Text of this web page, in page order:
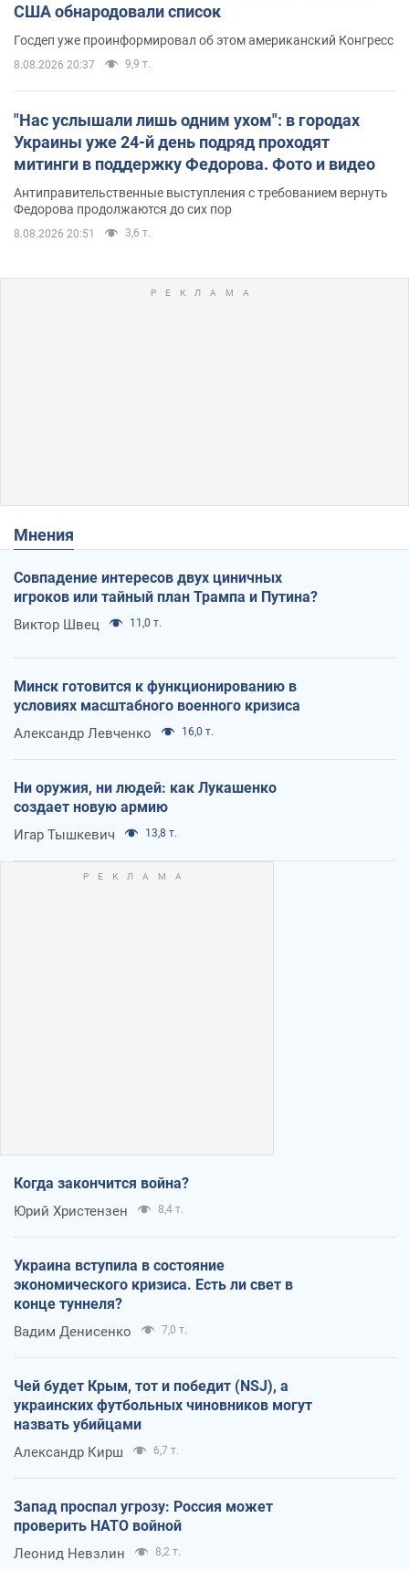
США обнародовали список
Госдеп уже проинформировал об этом американский Конгресс
8.08.2026 20:37 9,9 т.
"Нас услышали лишь одним ухом": в городах
Украины уже 24-й день подряд проходят
митинги в поддержку Федорова. Фото и видео
Антиправительственные выступления с требованием вернуть
Федорова продолжаются до сих пор
8.08.2026 20:51 3,6 т.
Мнения
Совпадение интересов двух циничных
игроков или тайный план Трампа и Путина?
Виктор Швец 11,0 т.
Минск готовится к функционированию в
условиях масштабного военного кризиса
Александр Левченко 16,0 т.
Ни оружия, ни людей: как Лукашенко
создает новую армию
Игар Тышкевич 13,8 т.
Когда закончится война?
Юрий Христензен 8,4 т.
Украина вступила в состояние
экономического кризиса. Есть ли свет в
конце туннеля?
Вадим Денисенко 7,0 т.
Чей будет Крым, тот и победит (NSJ), а
украинских футбольных чиновников могут
назвать убийцами
Александр Кирш 6,7 т.
Запад проспал угрозу: Россия может
проверить НАТО войной
Леонид Невзлин 8,2 т.